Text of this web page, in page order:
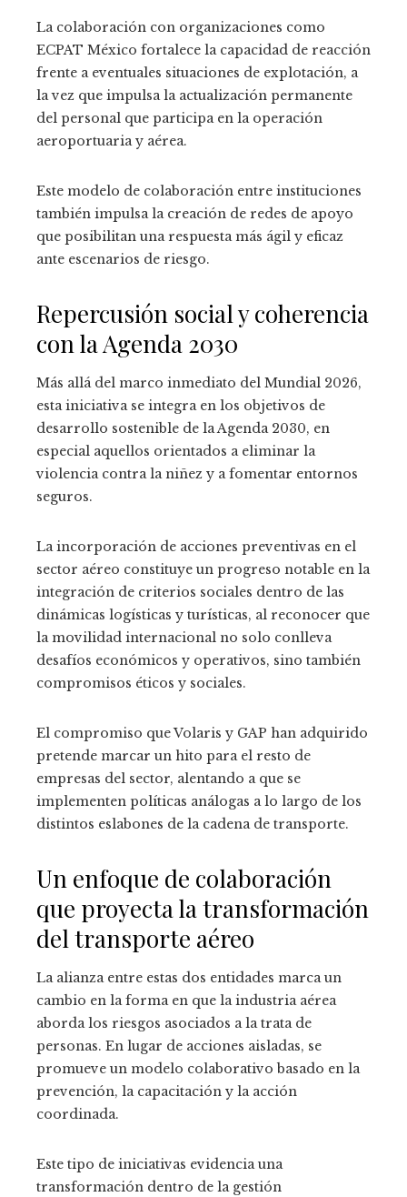
La colaboración con organizaciones como
ECPAT México fortalece la capacidad de reacción
frente a eventuales situaciones de explotación, a
la vez que impulsa la actualización permanente
del personal que participa en la operación
aeroportuaria y aérea.
Este modelo de colaboración entre instituciones
también impulsa la creación de redes de apoyo
que posibilitan una respuesta más ágil y eficaz
ante escenarios de riesgo.
Repercusión social y coherencia
con la Agenda 2030
Más allá del marco inmediato del Mundial 2026,
esta iniciativa se integra en los objetivos de
desarrollo sostenible de la Agenda 2030, en
especial aquellos orientados a eliminar la
violencia contra la niñez y a fomentar entornos
seguros.
La incorporación de acciones preventivas en el
sector aéreo constituye un progreso notable en la
integración de criterios sociales dentro de las
dinámicas logísticas y turísticas, al reconocer que
la movilidad internacional no solo conlleva
desafíos económicos y operativos, sino también
compromisos éticos y sociales.
El compromiso que Volaris y GAP han adquirido
pretende marcar un hito para el resto de
empresas del sector, alentando a que se
implementen políticas análogas a lo largo de los
distintos eslabones de la cadena de transporte.
Un enfoque de colaboración
que proyecta la transformación
del transporte aéreo
La alianza entre estas dos entidades marca un
cambio en la forma en que la industria aérea
aborda los riesgos asociados a la trata de
personas. En lugar de acciones aisladas, se
promueve un modelo colaborativo basado en la
prevención, la capacitación y la acción
coordinada.
Este tipo de iniciativas evidencia una
transformación dentro de la gestión